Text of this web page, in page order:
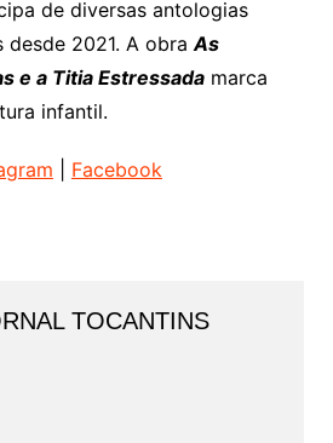
de diversas antologias
desde 2021. A obraAs
e a Titia Estressadamarca
infantil.
Facebook
TOCANTINS